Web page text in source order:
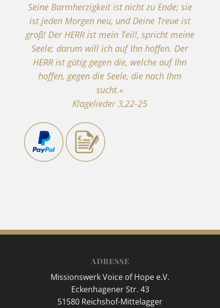
Seine Barmherzigkeit ist nicht zu Ende; sie
ist jeden Morgen neu, und Deine Treue ist
groß! Der HERR ist mein Teil!, spricht meine
Seele; darum will ich auf Ihn hoffen. Der
HERR ist gütig gegen die, welche auf Ihn
hoffen, gegen die Seele, die nach Ihm
sucht.«
Klagelieder 3,22-25
ADRESSE
Missionswerk Voice of Hope e.V.
Eckenhagener Str. 43
51580 Reichshof-Mittelagger